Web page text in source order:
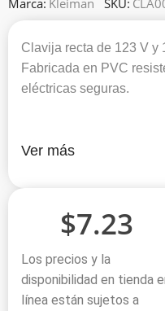
Marca: Kleiman SKU:
Clavija recta de 123 V y
Fabricada en PVC
eléctricas seguras.
Ver más
$7.23
Los precios y la
disponibilidad en tienda
línea están sujetos a